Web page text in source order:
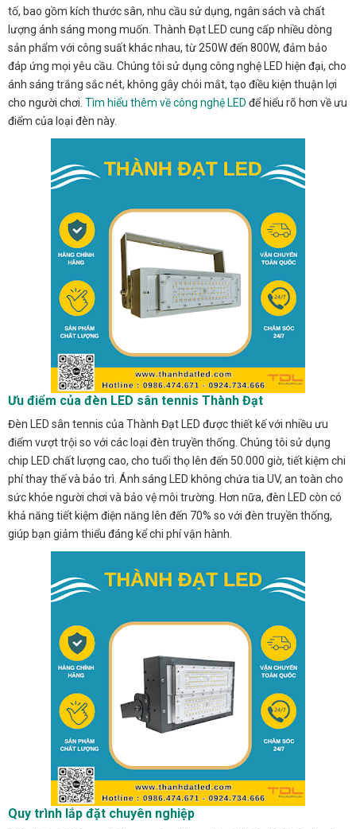
tố, bao gồm kích thước sân, nhu cầu sử dụng, ngân sách và chất
lượng ánh sáng mong muốn. Thành Đạt LED cung cấp nhiều dòng
sản phẩm với công suất khác nhau, từ 250W đến 800W, đảm bảo
đáp ứng mọi yêu cầu. Chúng tôi sử dụng công nghệ LED hiện đại, cho
ánh sáng trắng sắc nét, không gây chói mắt, tạo điều kiện thuận lợi
cho người chơi. Tìm hiểu thêm về công nghệ LED để hiểu rõ hơn về ưu
điểm của loại đèn này.
Ưu điểm của đèn LED sân tennis Thành Đạt
Đèn LED sân tennis của Thành Đạt LED được thiết kế với nhiều ưu
điểm vượt trội so với các loại đèn truyền thống. Chúng tôi sử dụng
chip LED chất lượng cao, cho tuổi thọ lên đến 50.000 giờ, tiết kiệm chi
phí thay thế và bảo trì. Ánh sáng LED không chứa tia UV, an toàn cho
sức khỏe người chơi và bảo vệ môi trường. Hơn nữa, đèn LED còn có
khả năng tiết kiệm điện năng lên đến 70% so với đèn truyền thống,
giúp bạn giảm thiểu đáng kể chi phí vận hành.
Quy trình lắp đặt chuyên nghiệp